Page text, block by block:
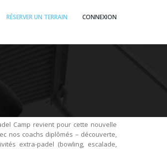
RÉSERVER UN TERRAIN CONNEXION
Camp revient pour cette nouvelle
nos coachs diplômés – découverte,
extra-padel (bowling, escalade,